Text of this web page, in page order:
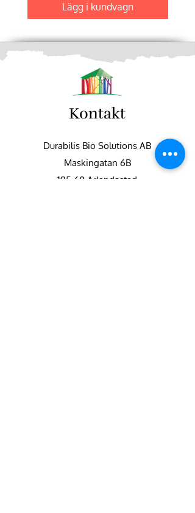
Lägg i kundvagn
Kontakt
Durabilis Bio Solutions AB
Maskingatan 6B
195 60 Arlandastad